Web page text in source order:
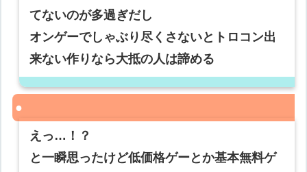
てないのが多過ぎだし
オンゲーでしゃぶり尽くさないとトロコン出
来ない作りなら大抵の人は諦める
えっ…！？
と一瞬思ったけど低価格ゲーとか基本無料ゲ